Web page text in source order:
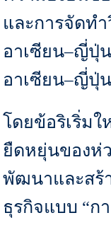
และการจัดท
อาเซียน–ญี่ปุ่
อาเซียน–ญี่ปุ่
โดยข้อริเริ่ม
ยืดหยุ่นของห่
พัฒนาและสร้
ธุรกิจแบบ “ก